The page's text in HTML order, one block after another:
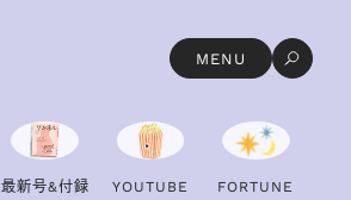
MENU
最新号&付録 YOUTU B E FORTU N E